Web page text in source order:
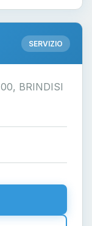
SERVIZIO
BRINDISI